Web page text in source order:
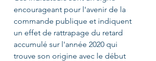
encourageant pour l'avenir de la
commande publique et indiquent
un effet de rattrapage du retard
accumulé sur l'année 2020 qui
trouve son origine avec le début